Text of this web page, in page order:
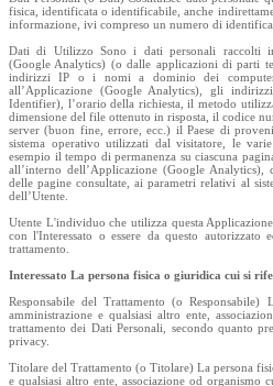
fisica, identificata o identificabile, anche
informazione, ivi compreso un numero di
Dati di Utilizzo Sono i dati personali raccolti
(Google Analytics) (o dalle applicazioni di parti
indirizzi IP o i nomi a dominio dei computer
all’Applicazione (Google Analytics), gli
Identifier), l’orario della richiesta, il metodo
dimensione del file ottenuto in risposta, il codice
server (buon fine, errore, ecc.) il Paese di
sistema operativo utilizzati dal visitatore, le
esempio il tempo di permanenza su ciascuna
all’interno dell’Applicazione (Google Analytics),
delle pagine consultate, ai parametri relativi al
dell’Utente.
Utente L'individuo che utilizza questa
con l'Interessato o essere da questo
trattamento.
Interessato La persona fisica o giuridica cui si
Responsabile del Trattamento (o
amministrazione e qualsiasi altro ente,
trattamento dei Dati Personali, secondo quanto
privacy.
Titolare del Trattamento (o Titolare) La persona
e qualsiasi altro ente, associazione od organismo